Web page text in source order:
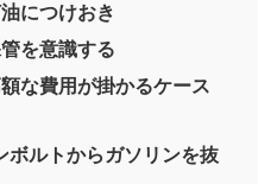
につけおき
を意識する
な費用が掛かるケース
ボルトからガソリンを抜